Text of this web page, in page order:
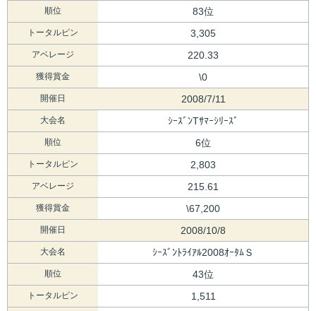
順位 83位
トータルピン 3,305
アベレージ 220.33
獲得賞金 \0
開催日 2008/7/11
大会名 ｼｰｽﾞﾝTｻﾏｰｼﾘｰｽﾞ
順位 6位
トータルピン 2,803
アベレージ 215.61
獲得賞金 \67,200
開催日 2008/10/8
大会名 ｼｰｽﾞﾝﾄﾗｲｱﾙ2008ｵｰﾀﾑＳ
順位 43位
トータルピン 1,511